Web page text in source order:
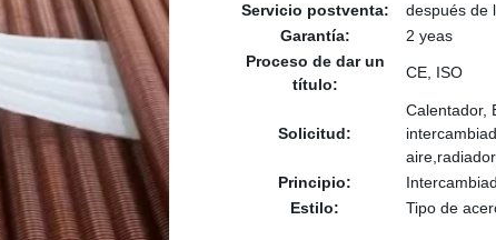
Servicio postventa:
después de
Garantía:
2 yeas
Proceso de dar un
título:
CE, ISO
Solicitud:
Calentador,
Principio:
Estilo:
Tipo de